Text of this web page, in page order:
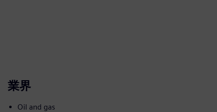
業界
Oil and gas